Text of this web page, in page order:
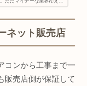
なくどこに頼んで良いか困
...
ネット販売店
コンから工事まで一
販売店側が保証して